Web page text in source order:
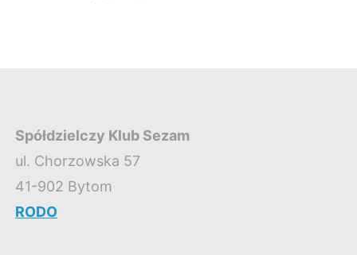
Spółdzielczy Klub Sezam
ul. Chorzowska 57
41-902 Bytom
RODO